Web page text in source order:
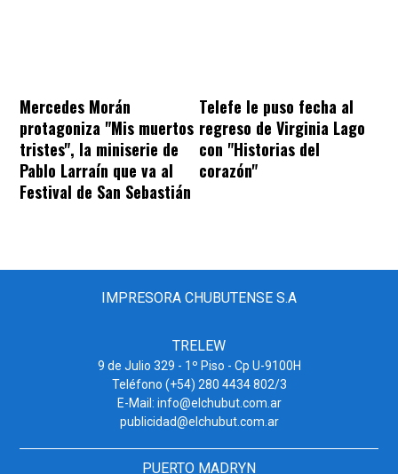
Mercedes Morán
protagoniza "Mis muertos
tristes", la miniserie de
Pablo Larraín que va al
Festival de San Sebastián
Telefe le puso fecha al
regreso de Virginia Lago
con "Historias del
corazón"
IMPRESORA CHUBUTENSE S.A
TRELEW
9 de Julio 329 - 1º Piso - Cp U-9100H
Teléfono (+54) 280 4434 802/3
E-Mail: info@elchubut.com.ar
publicidad@elchubut.com.ar
PUERTO MADRYN